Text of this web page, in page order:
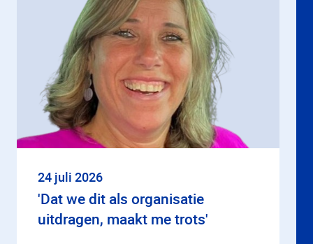
24 juli 2026
'Dat we dit als organisatie
uitdragen, maakt me trots'